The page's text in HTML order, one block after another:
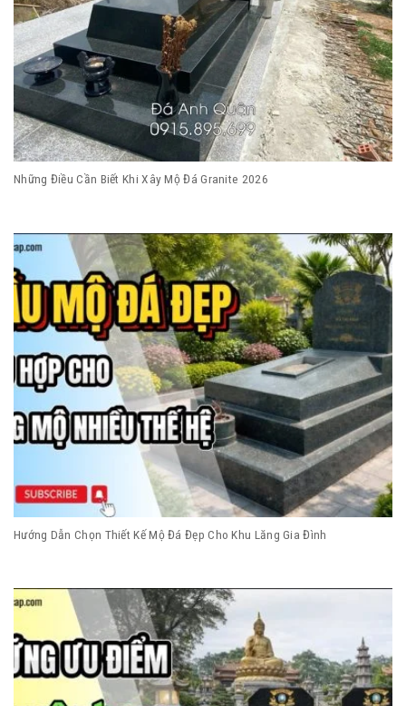
Những Điều Cần Biết Khi Xây Mộ Đá Granite 2026
Hướng Dẫn Chọn Thiết Kế Mộ Đá Đẹp Cho Khu Lăng Gia Đình